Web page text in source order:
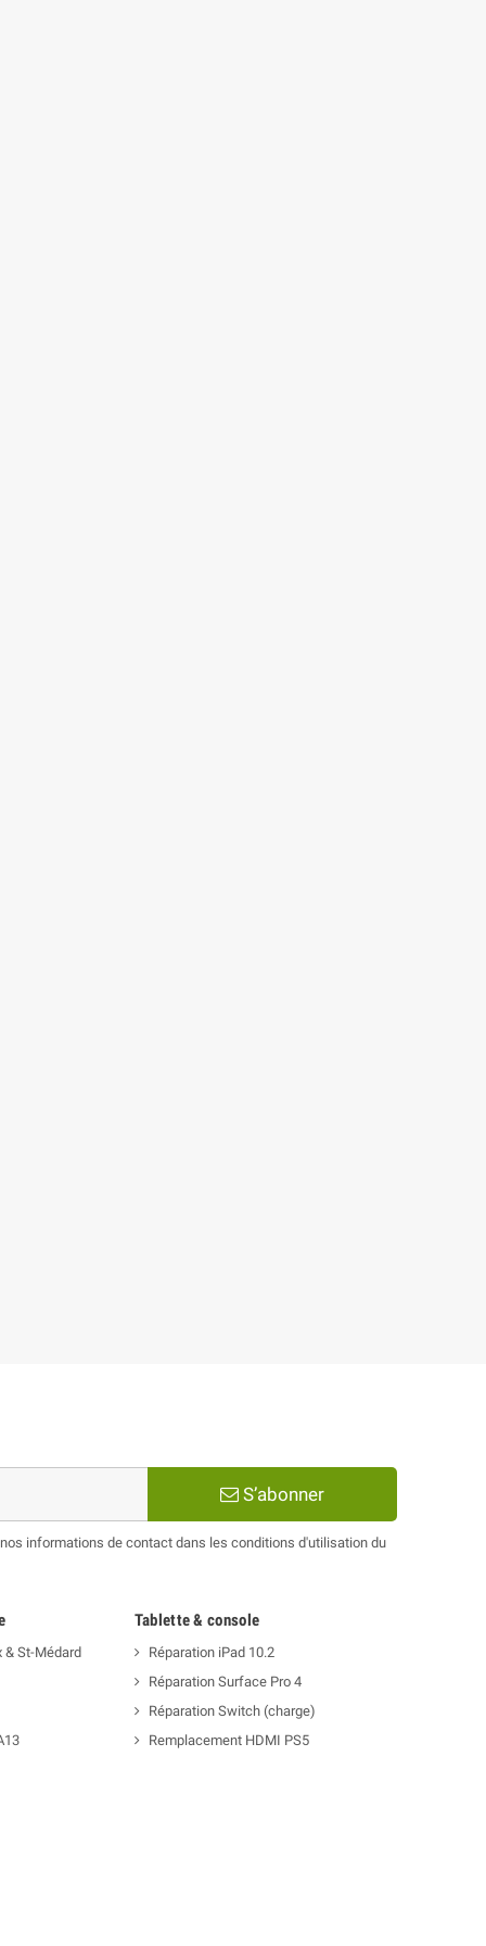
S’abonner
informations de contact dans les conditions d'utilisation du
& St-Médard
Tablette & console
Réparation iPad 10.2
Réparation Surface Pro 4
Réparation Switch (charge)
Remplacement HDMI PS5